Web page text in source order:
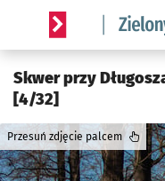
Serwis informacyjny
Skwer przy
[4/32]
Przesuń zdjęcie palcem